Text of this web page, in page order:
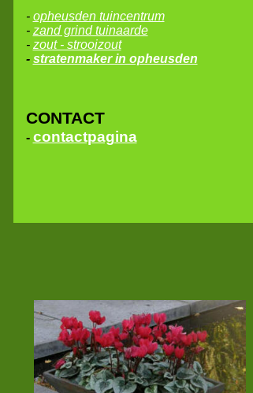
- opheusden tuincentrum
- zand grind tuinaarde
- zout - strooizout
- stratenmaker in opheusden
CONTACT
- contactpagina